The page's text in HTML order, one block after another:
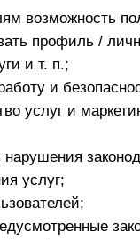
возможность
профиль /
и т. п.;
и
услуг и
услуг;